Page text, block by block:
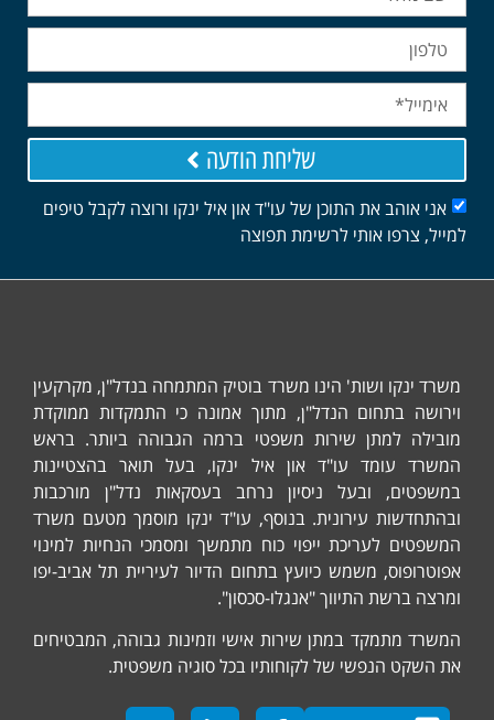
אני אוהב את התוכן של עו"ד און איל ינקו ורוצה לקבל טיפים
למייל, צרפו אותי לרשימת תפוצה
שליחת הודעה
משרד ינקו ושות' הינו משרד בוטיק המתמחה בנדל"ן, מקרקעין
וירושה בתחום הנדל"ן, מתוך אמונה כי התמקדות ממוקדת
מובילה למתן שירות משפטי ברמה הגבוהה ביותר. בראש
המשרד עומד עו"ד און איל ינקו, בעל תואר בהצטיינות
במשפטים, ובעל ניסיון נרחב בעסקאות נדל"ן מורכבות
ובהתחדשות עירונית. בנוסף, עו"ד ינקו מוסמך מטעם משרד
המשפטים לעריכת ייפוי כוח מתמשך ומסמכי הנחיות למינוי
אפוטרופוס, משמש כיועץ בתחום הדיור לעיריית תל אביב-יפו
ומרצה ברשת התיווך "אנגלו-סכסון".
המשרד מתמקד במתן שירות אישי וזמינות גבוהה, המבטיחים
את השקט הנפשי של לקוחותיו בכל סוגיה משפטית.
חייגו אליי לשיחת ייעוץ!